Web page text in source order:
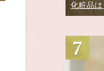
化粧品は